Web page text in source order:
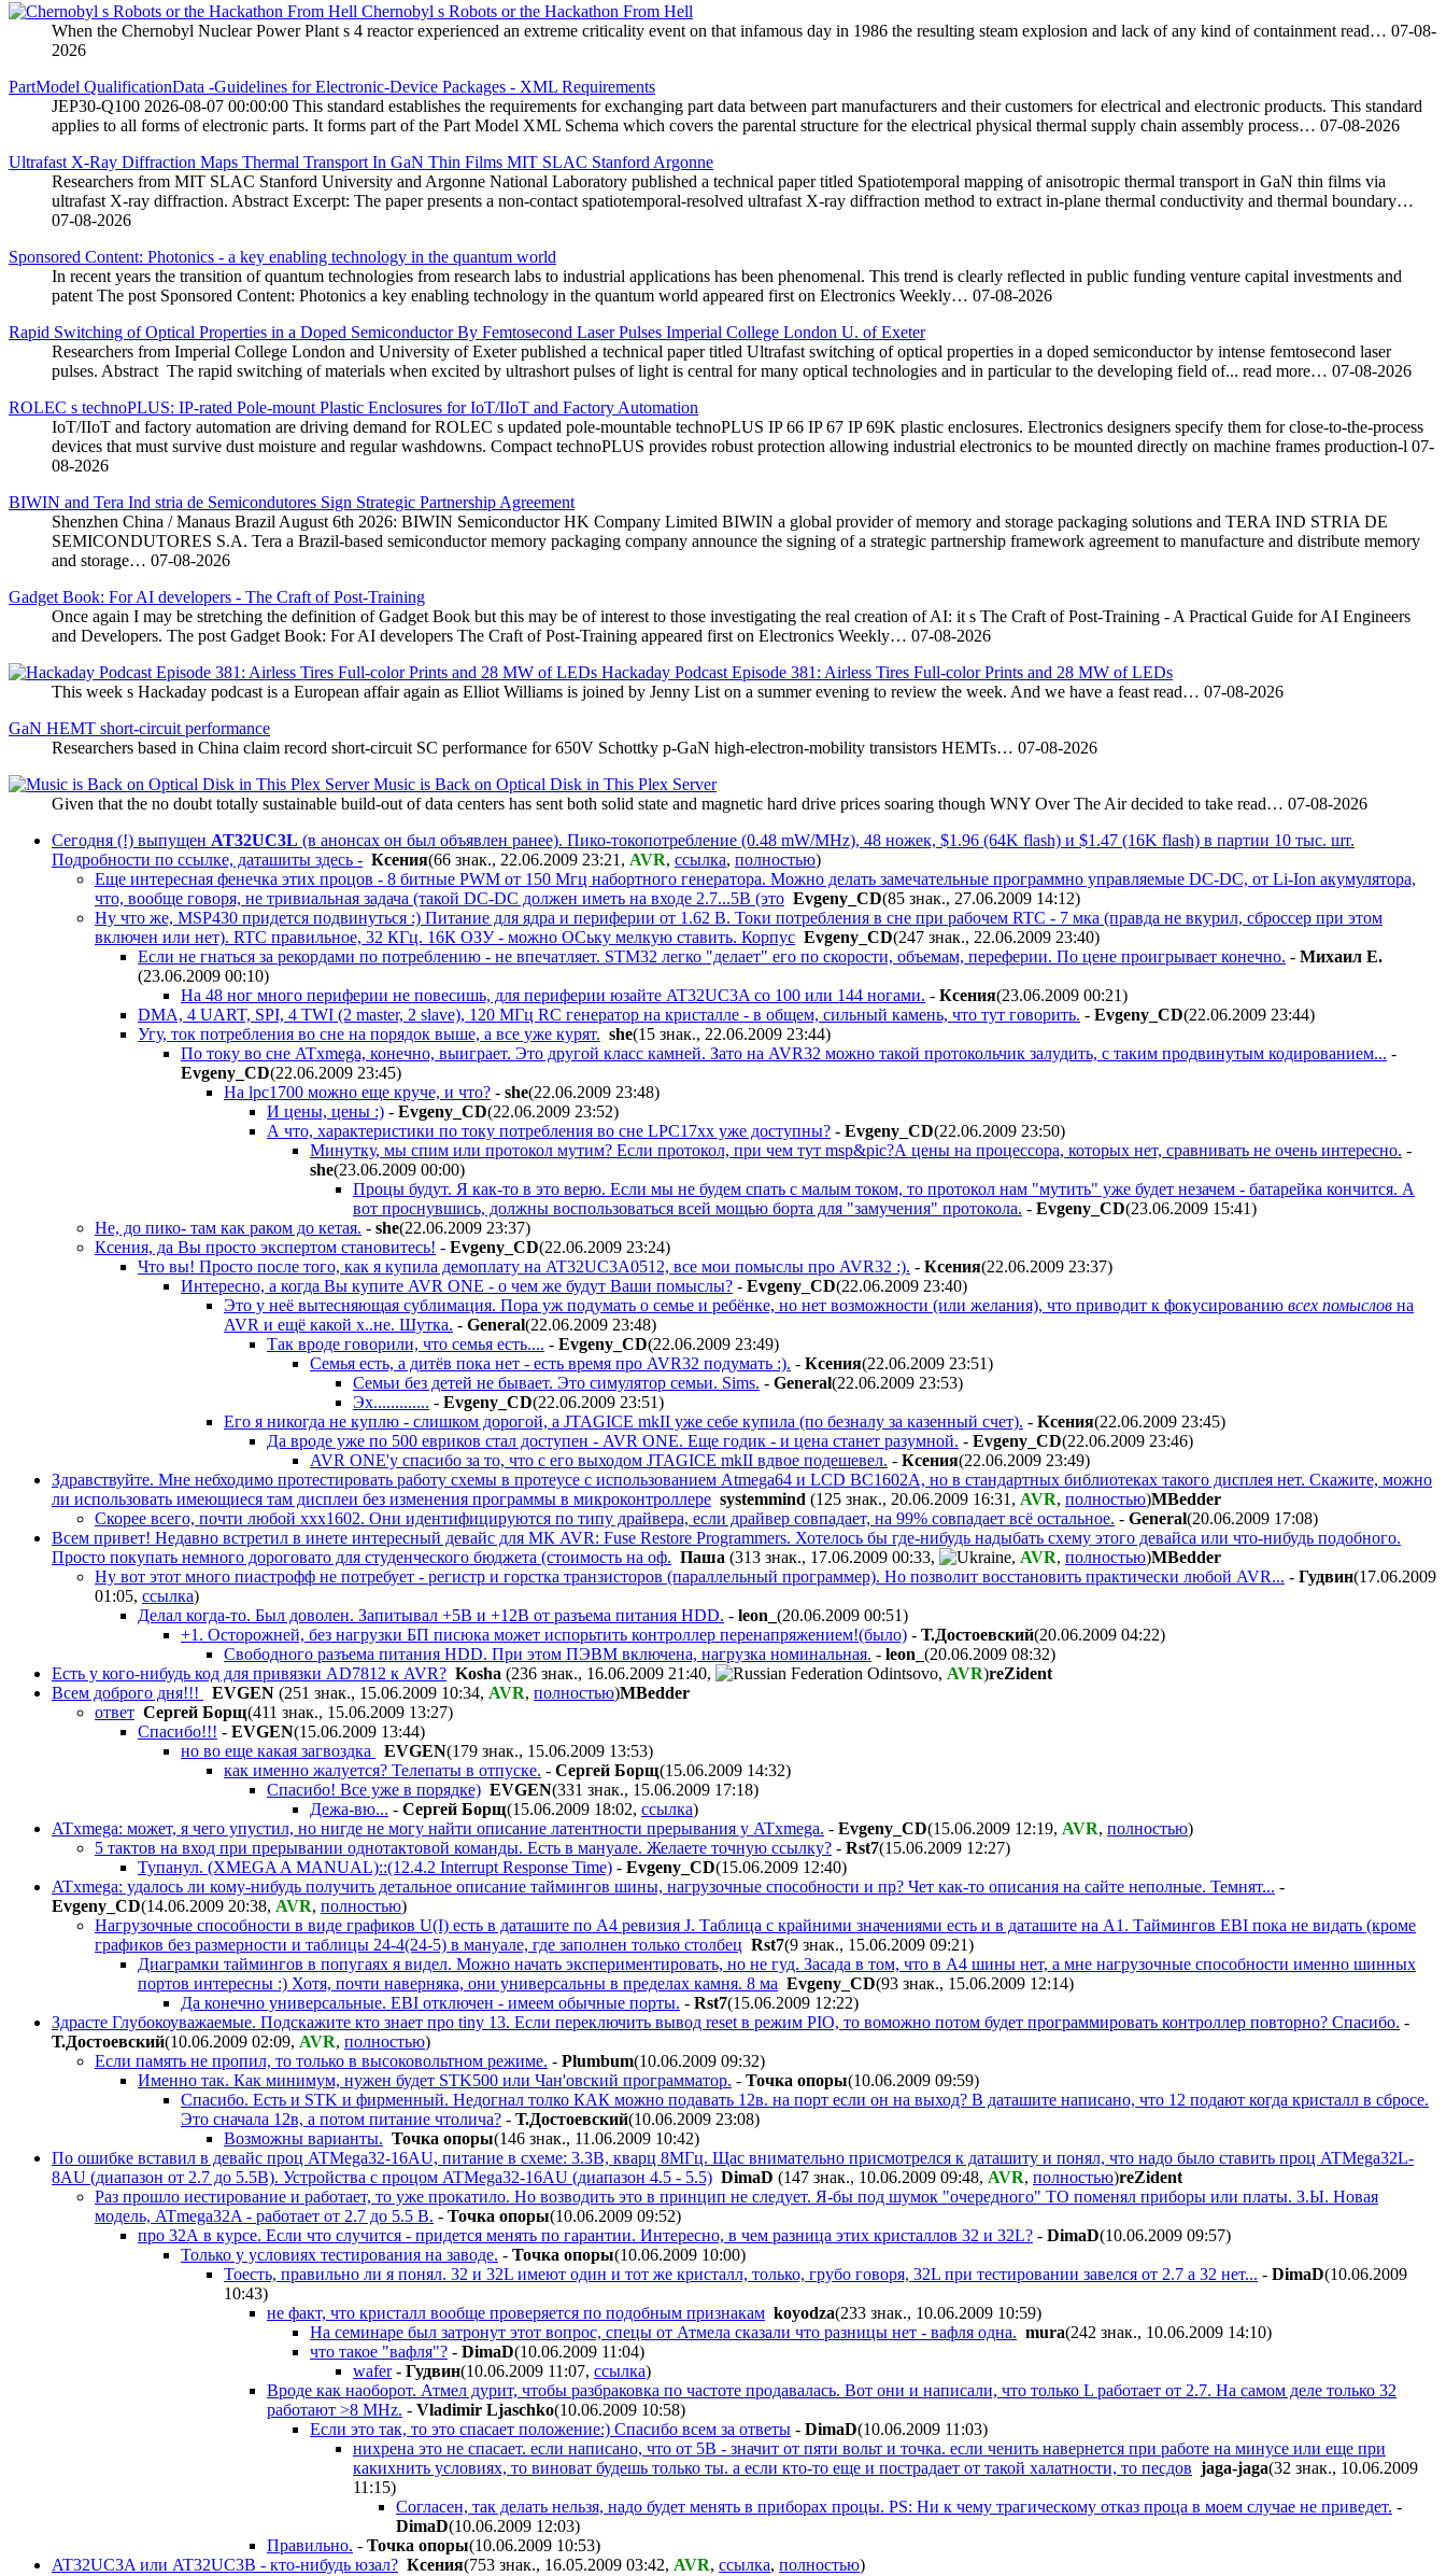
Chernobyl s Robots or the Hackathon From Hell
When the Chernobyl Nuclear Power Plant s 4 reactor experienced an extreme criticality event on that infamous day in 1986 the resulting steam explosion and lack of any kind of containment read… 07-08-
2026
PartModel QualificationData -Guidelines for Electronic-Device Packages - XML Requirements
JEP30-Q100 2026-08-07 00:00:00 This standard establishes the requirements for exchanging part data between part manufacturers and their customers for electrical and electronic products. This standard
applies to all forms of electronic parts. It forms part of the Part Model XML Schema which covers the parental structure for the electrical physical thermal supply chain assembly process… 07-08-2026
Ultrafast X-Ray Diffraction Maps Thermal Transport In GaN Thin Films MIT SLAC Stanford Argonne
Researchers from MIT SLAC Stanford University and Argonne National Laboratory published a technical paper titled Spatiotemporal mapping of anisotropic thermal transport in GaN thin films via
ultrafast X-ray diffraction. Abstract Excerpt: The paper presents a non-contact spatiotemporal-resolved ultrafast X-ray diffraction method to extract in-plane thermal conductivity and thermal boundary…
07-08-2026
Sponsored Content: Photonics - a key enabling technology in the quantum world
In recent years the transition of quantum technologies from research labs to industrial applications has been phenomenal. This trend is clearly reflected in public funding venture capital investments and
patent The post Sponsored Content: Photonics a key enabling technology in the quantum world appeared first on Electronics Weekly… 07-08-2026
Rapid Switching of Optical Properties in a Doped Semiconductor By Femtosecond Laser Pulses Imperial College London U. of Exeter
Researchers from Imperial College London and University of Exeter published a technical paper titled Ultrafast switching of optical properties in a doped semiconductor by intense femtosecond laser
pulses. Abstract The rapid switching of materials when excited by ultrashort pulses of light is central for many optical technologies and in particular to the developing field of... read more… 07-08-2026
ROLEC s technoPLUS: IP-rated Pole-mount Plastic Enclosures for IoT/IIoT and Factory Automation
IoT/IIoT and factory automation are driving demand for ROLEC s updated pole-mountable technoPLUS IP 66 IP 67 IP 69K plastic enclosures. Electronics designers specify them for close-to-the-process
devices that must survive dust moisture and regular washdowns. Compact technoPLUS provides robust protection allowing industrial electronics to be mounted directly on machine frames production-l 07-
08-2026
BIWIN and Tera Ind stria de Semicondutores Sign Strategic Partnership Agreement
Shenzhen China / Manaus Brazil August 6th 2026: BIWIN Semiconductor HK Company Limited BIWIN a global provider of memory and storage packaging solutions and TERA IND STRIA DE
SEMICONDUTORES S.A. Tera a Brazil-based semiconductor memory packaging company announce the signing of a strategic partnership framework agreement to manufacture and distribute memory
and storage… 07-08-2026
Gadget Book: For AI developers - The Craft of Post-Training
Once again I may be stretching the definition of Gadget Book but this may be of interest to those investigating the real creation of AI: it s The Craft of Post-Training - A Practical Guide for AI Engineers
and Developers. The post Gadget Book: For AI developers The Craft of Post-Training appeared first on Electronics Weekly… 07-08-2026
Hackaday Podcast Episode 381: Airless Tires Full-color Prints and 28 MW of LEDs
This week s Hackaday podcast is a European affair again as Elliot Williams is joined by Jenny List on a summer evening to review the week. And we have a feast read… 07-08-2026
GaN HEMT short-circuit performance
Researchers based in China claim record short-circuit SC performance for 650V Schottky p-GaN high-electron-mobility transistors HEMTs… 07-08-2026
Music is Back on Optical Disk in This Plex Server
Given that the no doubt totally sustainable build-out of data centers has sent both solid state and magnetic hard drive prices soaring though WNY Over The Air decided to take read… 07-08-2026
Сегодня (!) выпущен AT32UC3L (в анонсах он был объявлен ранее). Пико-токопотребление (0.48 mW/MHz), 48 ножек, $1.96 (64K flash) и $1.47 (16K flash) в партии 10 тыс. шт.
Подробности по ссылке, даташиты здесь - Ксения(66 знак., 22.06.2009 23:21 , AVR, ссылка, полностью)
Еще интересная фенечка этих процов - 8 битные PWM от 150 Мгц набортного генератора. Можно делать замечательные программно управляемые DC-DC, от Li-Ion акумулятора,
что, вообще говоря, не тривиальная задача (такой DC-DC должен иметь на входе 2.7...5В (это Evgeny_CD(85 знак., 27.06.2009 14:12)
Ну что же, MSP430 придется подвинуться :) Питание для ядра и периферии от 1.62 В. Токи потребления в сне при рабочем RTC - 7 мка (правда не вкурил, сброссер при этом
включен или нет). RTC правильное, 32 КГц. 16К ОЗУ - можно ОСьку мелкую ставить. Корпус Evgeny_CD(247 знак., 22.06.2009 23:40)
Если не гнаться за рекордами по потреблению - не впечатляет. STM32 легко "делает" его по скорости, объемам, переферии. По цене проигрывает конечно. - Михаил Е.
(23.06.2009 00:10)
На 48 ног много периферии не повесишь, для периферии юзайте AT32UC3A со 100 или 144 ногами. - Ксения(23.06.2009 00:21)
DMA, 4 UART, SPI, 4 TWI (2 master, 2 slave), 120 МГц RC генератор на кристалле - в общем, сильный камень, что тут говорить. - Evgeny_CD(22.06.2009 23:44)
Угу, ток потребления во сне на порядок выше, а все уже курят. she(15 знак., 22.06.2009 23:44)
По току во сне ATxmega, конечно, выиграет. Это другой класс камней. Зато на AVR32 можно такой протокольчик залудить, с таким продвинутым кодированием... -
Evgeny_CD(22.06.2009 23:45)
На lpc1700 можно еще круче, и что? - she(22.06.2009 23:48)
И цены, цены :) - Evgeny_CD(22.06.2009 23:52)
А что, характеристики по току потребления во сне LPC17xx уже доступны? - Evgeny_CD(22.06.2009 23:50)
Минутку, мы спим или протокол мутим? Если протокол, при чем тут msp&pic?А цены на процессора, которых нет, сравнивать не очень интересно. -
she(23.06.2009 00:00)
Процы будут. Я как-то в это верю. Если мы не будем спать с малым током, то протокол нам "мутить" уже будет незачем - батарейка кончится. А
вот проснувшись, должны воспользоваться всей мощью борта для "замучения" протокола. - Evgeny_CD(23.06.2009 15:41)
Не, до пико- там как раком до кетая. - she(22.06.2009 23:37)
Ксения, да Вы просто экспертом становитесь! - Evgeny_CD(22.06.2009 23:24)
Что вы! Просто после того, как я купила демоплату на AT32UC3A0512, все мои помыслы про AVR32 :). - Ксения(22.06.2009 23:37)
Интересно, а когда Вы купите AVR ONE - о чем же будут Ваши помыслы? - Evgeny_CD(22.06.2009 23:40)
Это у неё вытесняющая сублимация. Пора уж подумать о семье и ребёнке, но нет возможности (или желания), что приводит к фокусированию всех помыслов на
AVR и ещё какой х..не. Шутка. - General(22.06.2009 23:48)
Так вроде говорили, что семья есть.... - Evgeny_CD(22.06.2009 23:49)
Семья есть, а дитёв пока нет - есть время про AVR32 подумать :). - Ксения(22.06.2009 23:51)
Семьи без детей не бывает. Это симулятор семьи. Sims. - General(22.06.2009 23:53)
Эх............. - Evgeny_CD(22.06.2009 23:51)
Его я никогда не куплю - слишком дорогой, а JTAGICE mkII уже себе купила (по безналу за казенный счет). - Ксения(22.06.2009 23:45)
Да вроде уже по 500 евриков стал доступен - AVR ONE. Еще годик - и цена станет разумной. - Evgeny_CD(22.06.2009 23:46)
AVR ONE'у спасибо за то, что с его выходом JTAGICE mkII вдвое подешевел. - Ксения(22.06.2009 23:49)
Здравствуйте. Мне небходимо протестировать работу схемы в протеусе с использованием Atmega64 и LCD ВС1602А, но в стандартных библиотеках такого дисплея нет. Скажите, можно
ли использовать имеющиеся там дисплеи без изменения программы в микроконтроллере systemmind (125 знак., 20.06.2009 16:31 , AVR, полностью)MBedder
Скорее всего, почти любой xxx1602. Они идентифицируются по типу драйвера, если драйвер совпадает, на 99% совпадает всё остальное. - General(20.06.2009 17:08)
Всем привет! Недавно встретил в инете интересный девайс для МК AVR: Fuse Restore Programmers. Хотелось бы где-нибудь надыбать схему этого девайса или что-нибудь подобного.
Просто покупать немного дороговато для студенческого бюджета (стоимость на оф. Паша (313 знак., 17.06.2009 00:33, , AVR, полностью)MBedder
Ну вот этот много пиастрофф не потребует - регистр и горстка транзисторов (параллельный программер). Но позволит восстановить практически любой AVR... - Гудвин(17.06.2009
01:05, ссылка)
Делал когда-то. Был доволен. Запитывал +5В и +12В от разъема питания HDD. - leon_ (20.06.2009 00:51)
+1. Осторожней, без нагрузки БП писюка может испорьтить контроллер перенапряжением!(было) - Т.Достоевский(20.06.2009 04:22)
Свободного разъема питания HDD. При этом ПЭВМ включена, нагрузка номинальная. - leon_ (20.06.2009 08:32)
Есть у кого-нибудь код для привязки AD7812 к AVR? Kosha (236 знак., 16.06.2009 21:40, , AVR)reZident
Всем доброго дня!!!
EVGEN (251 знак., 15.06.2009 10:34, AVR, полностью)MBedder
ответ Сергей Борщ(411 знак., 15.06.2009 13:27)
Спасибо!!! - EVGEN(15.06.2009 13:44)
но во еще какая загвоздка
EVGEN(179 знак., 15.06.2009 13:53)
как именно жалуется? Телепаты в отпуске. - Сергей Борщ(15.06.2009 14:32)
Спасибо! Все уже в порядке) EVGEN(331 знак., 15.06.2009 17:18)
Дежа-вю... - Сергей Борщ(15.06.2009 18:02, ссылка)
ATxmega: может, я чего упустил, но нигде не могу найти описание латентности прерывания у ATxmega. - Evgeny_CD(15.06.2009 12:19, AVR, полностью)
5 тактов на вход при прерывании однотактовой команды. Есть в мануале. Желаете точную ссылку? - Rst7(15.06.2009 12:27)
Тупанул. (XMEGA A MANUAL)::(12.4.2 Interrupt Response Time) - Evgeny_CD(15.06.2009 12:40)
ATxmega: удалось ли кому-нибудь получить детальное описание таймингов шины, нагрузочные способности и пр? Чет как-то описания на сайте неполные. Темнят... -
Evgeny_CD(14.06.2009 20:38, AVR, полностью)
Нагрузочные способности в виде графиков U(I) есть в даташите по A4 ревизия J. Таблица с крайними значениями есть и в даташите на A1. Таймингов EBI пока не видать (кроме
графиков без размерности и таблицы 24-4(24-5) в мануале, где заполнен только столбец Rst7(9 знак., 15.06.2009 09:21)
Диаграмки таймингов в попугаях я видел. Можно начать экспериментировать, но не гуд. Засада в том, что в A4 шины нет, а мне нагрузочные способности именно шинных
портов интересны :) Хотя, почти наверняка, они универсальны в пределах камня. 8 ма Evgeny_CD(93 знак., 15.06.2009 12:14)
Да конечно универсальные. EBI отключен - имеем обычные порты. - Rst7(15.06.2009 12:22)
Здрасте Глубокоуважаемые. Подскажите кто знает про tiny 13. Если переключить вывод reset в режим PIO, то воможно потом будет программировать контроллер повторно? Спасибо. -
Т.Достоевский(10.06.2009 02:09, AVR, полностью)
Если память не пропил, то только в высоковольтном режиме. - Plumbum(10.06.2009 09:32)
Именно так. Как минимум, нужен будет STK500 или Чан'овский программатор. - Точка опоры(10.06.2009 09:59)
Спасибо. Есть и STK и фирменный. Недогнал толко КАК можно подавать 12в. на порт если он на выход? В даташите написано, что 12 подают когда кристалл в сбросе.
Это сначала 12в, а потом питание чтолича? - Т.Достоевский(10.06.2009 23:08)
Возможны варианты. Точка опоры(146 знак., 11.06.2009 10:42)
По ошибке вставил в девайс проц ATMega32-16AU, питание в схеме: 3.3В, кварц 8МГц. Щас внимательно присмотрелся к даташиту и понял, что надо было ставить проц ATMega32L-
8AU (диапазон от 2.7 до 5.5В). Устройства с процом ATMega32-16AU (диапазон 4.5 - 5.5) DimaD (147 знак., 10.06.2009 09:48, AVR, полностью)reZident
Раз прошло иестирование и работает, то уже прокатило. Но возводить это в принцип не следует. Я-бы под шумок "очередного" ТО поменял приборы или платы. З.Ы. Новая
модель, ATmega32A - работает от 2.7 до 5.5 В. - Точка опоры(10.06.2009 09:52)
про 32А в курсе. Если что случится - придется менять по гарантии. Интересно, в чем разница этих кристаллов 32 и 32L? - DimaD(10.06.2009 09:57)
Только у условиях тестирования на заводе. - Точка опоры(10.06.2009 10:00)
Тоесть, правильно ли я понял. 32 и 32L имеют один и тот же кристалл, только, грубо говоря, 32L при тестировании завелся от 2.7 а 32 нет... - DimaD(10.06.2009
10:43)
не факт, что кристалл вообще проверяется по подобным признакам koyodza(233 знак., 10.06.2009 10:59)
На семинаре был затронут этот вопрос, спецы от Атмела сказали что разницы нет - вафля одна. mura(242 знак., 10.06.2009 14:10)
что такое "вафля"? - DimaD(10.06.2009 11:04)
wafer- Гудвин(10.06.2009 11:07, ссылка)
Вроде как наоборот. Атмел дурит, чтобы разбраковка по частоте продавалась. Вот они и написали, что только L работает от 2.7. На самом деле только 32
работают >8 MHz. - Vladimir Ljaschko(10.06.2009 10:58)
Если это так, то это спасает положение:) Спасибо всем за ответы - DimaD(10.06.2009 11:03)
нихрена это не спасает. если написано, что от 5В - значит от пяти вольт и точка. если ченить навернется при работе на минусе или еще при
какихнить условиях, то виноват будешь только ты. а если кто-то еще и пострадает от такой халатности, то песдов jaga-jaga(32 знак., 10.06.2009
11:15)
Согласен, так делать нельзя, надо будет менять в приборах процы. PS: Ни к чему трагическому отказ проца в моем случае не приведет. -
DimaD(10.06.2009 12:03)
Правильно. - Точка опоры(10.06.2009 10:53)
AT32UC3A или AT32UC3B - кто-нибудь юзал? Ксения(753 знак., 16.05.2009 03:42, AVR, ссылка, полностью)